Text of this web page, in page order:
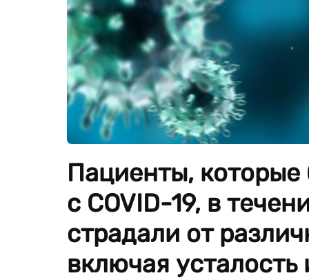
Пациенты,
с COVID-19, в
страдали от
включая